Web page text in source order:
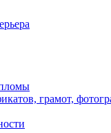
грамот,